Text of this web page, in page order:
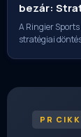
bezár:
A Ringier
stratégiai
PR